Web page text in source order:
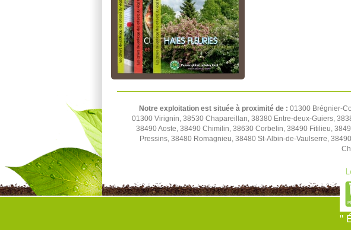
Notre exploitation est située à proximité de : 01300 Brégnier-
01300 Virignin, 38530 Chapareillan, 38380 Entre-deux-Guiers,
38490 Aoste, 38490 Chimilin, 38630 Corbelin, 38490 Fitilieu,
Pressins, 38480 Romagnieu, 38480 St-Albin-de-Vaulserre,
"